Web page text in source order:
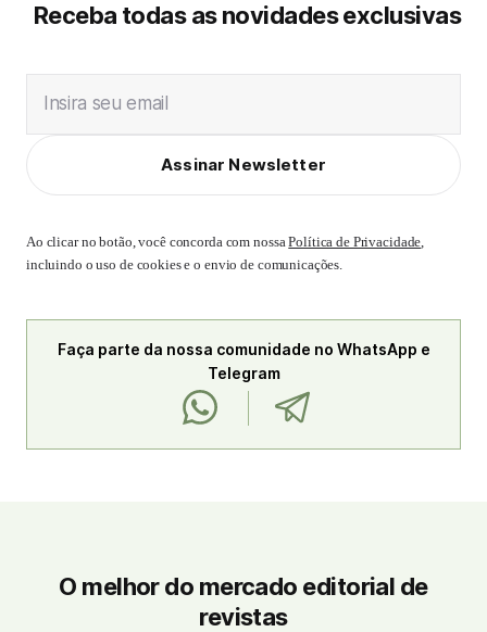
Receba todas as novidades exclusivas
Insira seu email
Assinar Newsletter
Ao clicar no botão, você concorda com nossaPolítica de Privacidade,
incluindo o uso de cookies e o envio de comunicações.
Faça parte da nossa comunidade no WhatsApp e
Telegram
O melhor do mercado editorial de
revistas